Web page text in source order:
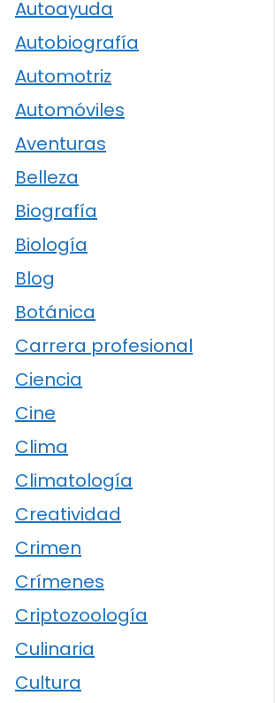
Autoayuda
Autobiografía
Automotriz
Automóviles
Aventuras
Belleza
Biografía
Biología
Blog
Botánica
Carrera profesional
Ciencia
Cine
Clima
Climatología
Creatividad
Crimen
Crímenes
Criptozoología
Culinaria
Cultura